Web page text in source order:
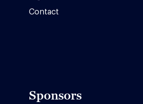
Contact
Sponsors